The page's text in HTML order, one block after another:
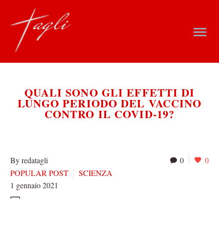
QUALI SONO GLI EFFETTI DI
LUNGO PERIODO DEL VACCINO
CONTRO IL COVID-19?
0 0
By redatagli
POPULAR POST
SCIENZA
1 gennaio 2021